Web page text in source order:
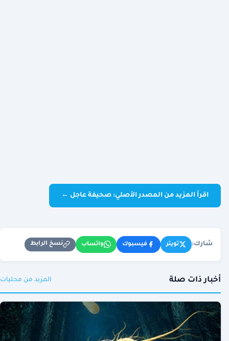
اقرأ المزيد من المصدر الأصلي: صحيفة عاجل ←
شارك: تويتر فيسبوك واتساب نسخ الرابط
أخبار ذات صلة المزيد من محليات